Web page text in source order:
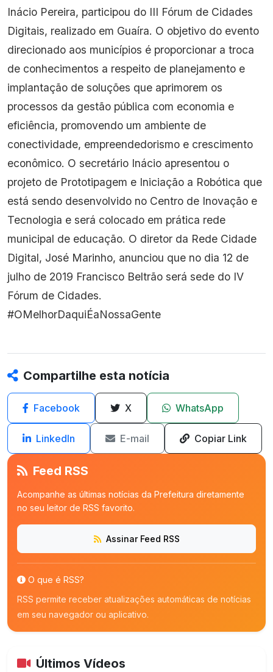
Inácio Pereira, participou do III Fórum de Cidades
Digitais, realizado em Guaíra. O objetivo do evento
direcionado aos municípios é proporcionar a troca
de conhecimentos a respeito de planejamento e
implantação de soluções que aprimorem os
processos da gestão pública com economia e
eficiência, promovendo um ambiente de
conectividade, empreendedorismo e crescimento
econômico. O secretário Inácio apresentou o
projeto de Prototipagem e Iniciação a Robótica que
está sendo desenvolvido no Centro de Inovação e
Tecnologia e será colocado em prática rede
municipal de educação. O diretor da Rede Cidade
Digital, José Marinho, anunciou que no dia 12 de
julho de 2019 Francisco Beltrão será sede do IV
Fórum de Cidades.
#OMelhorDaquiÉaNossaGente
Compartilhe esta notícia
Facebook X WhatsApp
LinkedIn E-mail Copiar Link
Feed RSS
Acompanhe as últimas notícias da Prefeitura diretamente
no seu leitor de RSS favorito.
Assinar Feed RSS
O que é RSS?
RSS permite receber atualizações automáticas de notícias
em seu navegador ou aplicativo.
Últimos Vídeos